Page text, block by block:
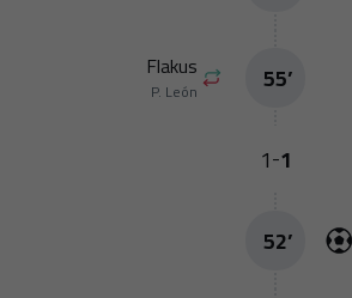
Flakus
P. León 55’
1-1
52’